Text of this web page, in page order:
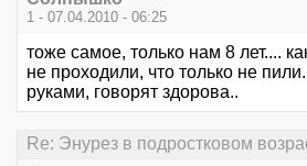
1 - 07.04.2010 - 06:25
тоже самое, только нам 8 лет....
не проходили, что только не
руками, говорят здорова..
Re: Энурез в подростковом